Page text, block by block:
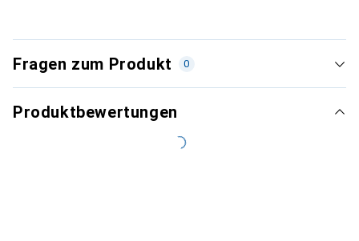
Fragen zum Produkt 0
Produktbewertungen